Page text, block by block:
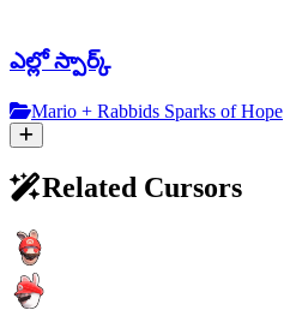
ఎల్లో స్పార్క్
Mario + Rabbids Sparks of Hope
Related Cursors